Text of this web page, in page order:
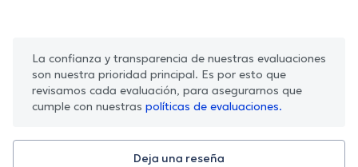
La confianza y transparencia de nuestras evaluaciones
son nuestra prioridad principal. Es por esto que
revisamos cada evaluación, para asegurarnos que
cumple con nuestras políticas de evaluaciones.
Deja una reseña